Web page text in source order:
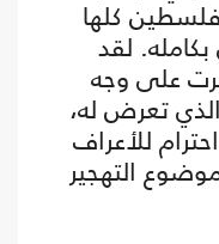
كلها
لقد
على وجه
تعرض له،
للأعراف
التهجير